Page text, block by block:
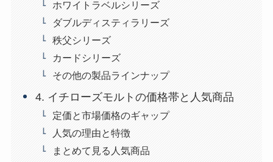
ホワイトラベルシリーズ
ダブルディスティラリーズ
秩父シリーズ
カードシリーズ
その他の製品ラインナップ
4. イチローズモルトの価格帯と人気商品
定価と市場価格のギャップ
人気の理由と特徴
まとめて見る人気商品